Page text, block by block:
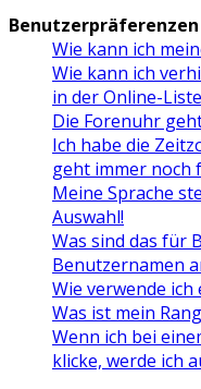
Wie kann ich
Wie kann ich
in der Online-
Die Forenuhr
Ich habe die
geht immer noch
Meine Sprache
Auswahl!
Was sind das für
Benutzernamen
Wie verwende ich
Was ist mein
Wenn ich bei
klicke, werde ich